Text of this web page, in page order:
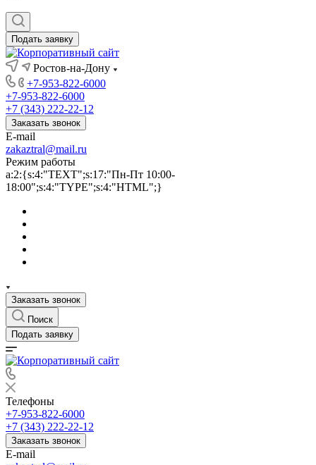
Подать заявку
Ростов-на-Дону
+7-953-822-6000
+7-953-822-6000
+7 (343) 222-22-12
Заказать звонок
E-mail
zakaztral@mail.ru
Режим работы
a:2:{s:4:"TEXT";s:17:"Пн-Пт 10:00-
18:00";s:4:"TYPE";s:4:"HTML";}
Заказать звонок
Поиск
Подать заявку
Телефоны
+7-953-822-6000
+7 (343) 222-22-12
Заказать звонок
E-mail